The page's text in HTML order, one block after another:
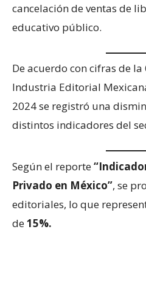
cancelación de ventas de
educativo público.
De acuerdo con cifras de
Industria Editorial
2024 se registró una
distintos indicadores del
Según el reporte
Privado en México”, se
editoriales, lo que
de15%.